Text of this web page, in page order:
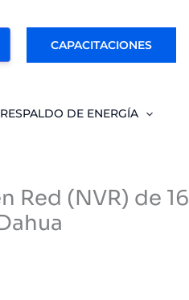
CAPACITACIONES
RESPALDO DE ENERGÍA
Red (NVR) de 16